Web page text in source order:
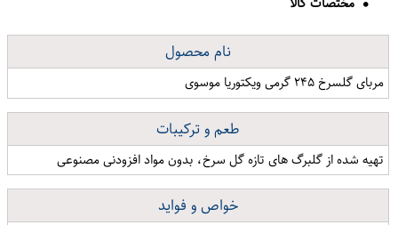
نام محصول
مربای گلسرخ ۲۴۵ گرمی ویکتوریا موسوی
طعم و ترکیبات
تهیه شده از گلبرگ های تازه گل سرخ، بدون مواد افزودنی مصنوعی
خواص و فواید